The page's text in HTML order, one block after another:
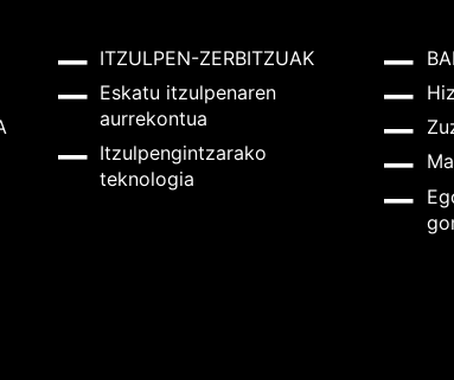
ITZULPEN-ZERBITZUAK
Eskatu itzulpenaren
aurrekontua
Itzulpengintzarako
teknologia